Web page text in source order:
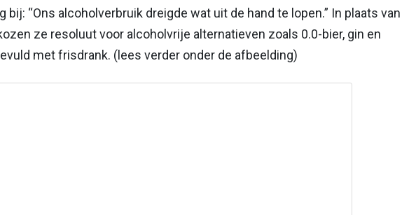
bij: “Ons alcoholverbruik dreigde wat uit de hand te lopen.” In plaats van
ze resoluut voor alcoholvrije alternatieven zoals 0.0-bier, gin en
met frisdrank. (lees verder onder de afbeelding)